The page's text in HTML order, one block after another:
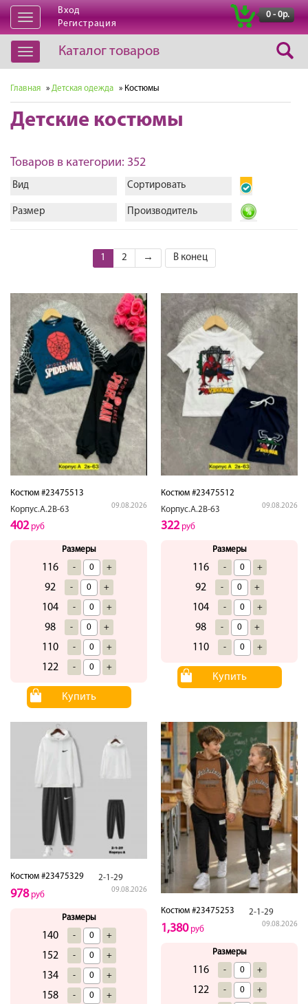
Открыть
навигацию
Вход
Регистрация
0 - 0р.
Открыть
навигацию
Каталог товаров
Главная » Детская одежда » Костюмы
Детские костюмы
Товаров в категории: 352
Вид Сортировать
Размер Производитель
1 2 → В конец
Костюм #23475513
Корпус.А.2В-63
09.08.2026
402руб
Размеры
116 - +
92 - +
104 - +
98 - +
110 - +
122 - +
Купить
Костюм #23475512
Корпус.А.2В-63
09.08.2026
322руб
Размеры
116 - +
92 - +
104 - +
98 - +
110 - +
Купить
Костюм #23475329 2-1-29
09.08.2026
978руб
Размеры
140 - +
152 - +
134 - +
158 - +
Костюм #23475253 2-1-29
09.08.2026
1,380руб
Размеры
116 - +
122 - +